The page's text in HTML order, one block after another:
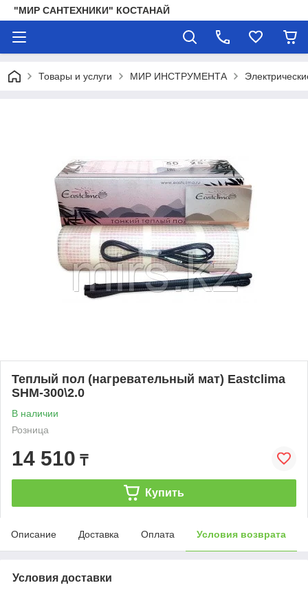
"МИР САНТЕХНИКИ" КОСТАНАЙ
Товары и услуги МИР ИНСТРУМЕНТА
Теплый пол (нагревательный мат) Eastclima
SHM-300\2.0
В наличии
Розница
14 510 ₸
Купить
Описание Доставка Оплата Условия возврата
Условия доставки